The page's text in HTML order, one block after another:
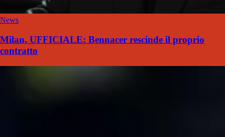
News
Milan, UFFICIALE: Bennacer rescinde il proprio
contratto